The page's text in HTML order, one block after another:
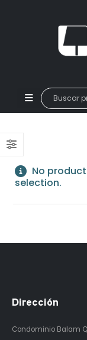
No
selection.
Dirección
Condominio Balam